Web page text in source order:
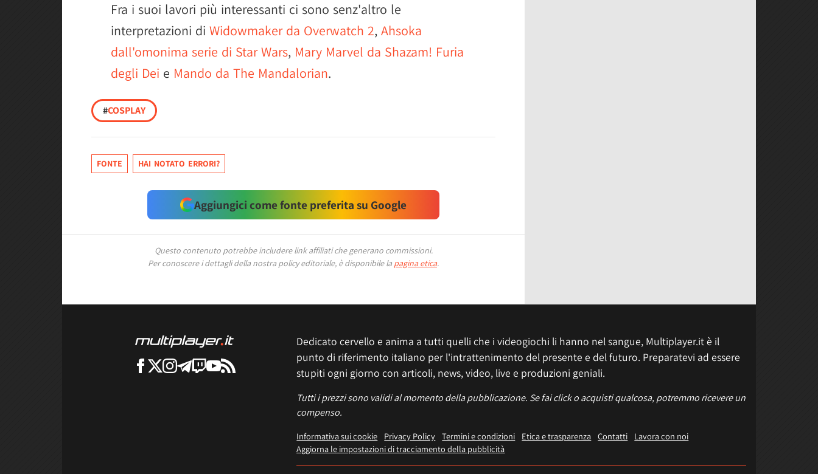
Fra i suoi lavori più interessanti ci sono senz'altro le
interpretazioni di Widowmaker da Overwatch 2, Ahsoka
dall'omonima serie di Star Wars, Mary Marvel da Shazam! Furia
degli Dei e Mando da The Mandalorian.
#COSPLAY
FONTE HAI NOTATO ERRORI?
Aggiungici come fonte preferita su Google
Questo contenuto potrebbe includere link affiliati che generano commissioni.
Per conoscere i dettagli della nostra policy editoriale, è disponibile la pagina etica.
Dedicato cervello e anima a tutti quelli che i videogiochi li hanno nel sangue, Multiplayer.it è il
punto di riferimento italiano per l'intrattenimento del presente e del futuro. Preparatevi ad essere
stupiti ogni giorno con articoli, news, video, live e produzioni geniali.
Tutti i prezzi sono validi al momento della pubblicazione. Se fai click o acquisti qualcosa, potremmo ricevere un
compenso.
Informativa sui cookie Privacy Policy Termini e condizioni Etica e trasparenza Contatti
Lavora con noi
Aggiorna le impostazioni di tracciamento della pubblicità